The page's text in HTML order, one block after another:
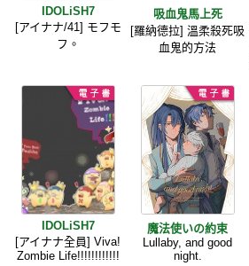
IDOLiSH7
[アイナナ/41] モフモ
フ。
吸血鬼馬上死
[羅納德拉] 溫柔殺死吸
血鬼的方法
IDOLiSH7
[アイナナ全員] Viva!
Zombie Life!!!!!!!!!!!!
魔法使いの約束
Lullaby, and good
night.